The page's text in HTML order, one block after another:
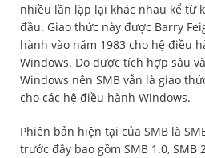
nhiều lần lặp lại khác nhau kể từ
đầu. Giao thức này được Barry
hành vào năm 1983 cho hệ điều
Windows. Do được tích hợp sâu
Windows nên SMB vẫn là giao
cho các hệ điều hành Windows.
Phiên bản hiện tại của SMB là
trước đây bao gồm SMB 1.0, SMB